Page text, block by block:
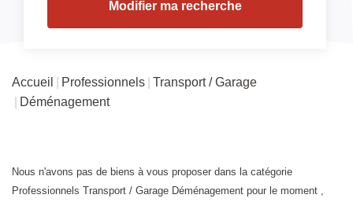
Modifier ma recherche
Accueil Professionnels Transport / Garage
Déménagement
Nous n'avons pas de biens à vous proposer dans la catégorie
Professionnels Transport / Garage Déménagement pour le moment ,